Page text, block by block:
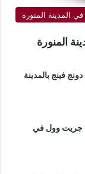
المدينة المنورة
المنورة
فينج بالمدينة
جريت وول في